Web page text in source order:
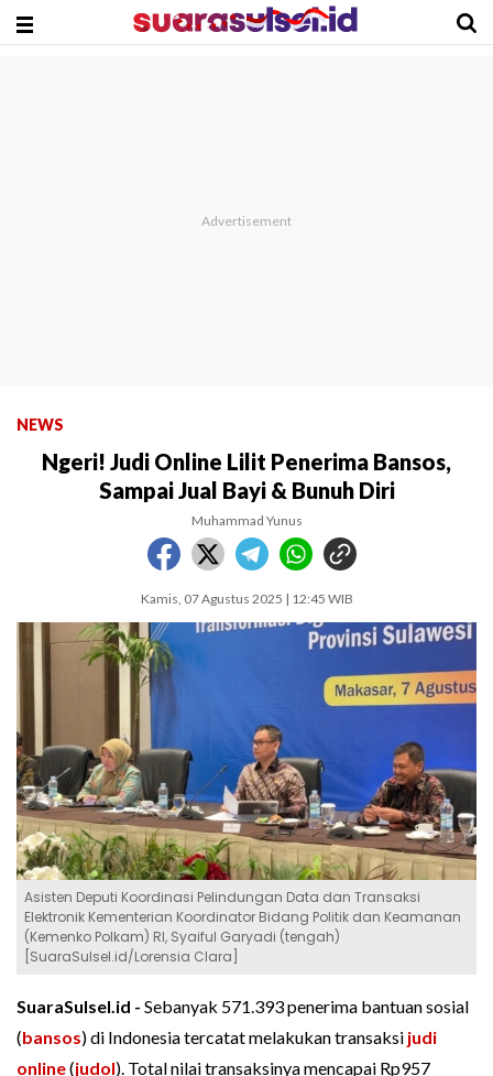
NEWS
Ngeri! Judi Online Lilit Penerima Bansos,
Sampai Jual Bayi & Bunuh Diri
Muhammad Yunus
Kamis, 07 Agustus 2025 | 12:45 WIB
Asisten Deputi Koordinasi Pelindungan Data dan Transaksi
Elektronik Kementerian Koordinator Bidang Politik dan Keamanan
(Kemenko Polkam) RI, Syaiful Garyadi (tengah)
[SuaraSulsel.id/Lorensia Clara]
SuaraSulsel.id - Sebanyak 571.393 penerima bantuan sosial
(bansos) di Indonesia tercatat melakukan transaksi judi
online(judol). Total nilai transaksinya mencapai Rp957